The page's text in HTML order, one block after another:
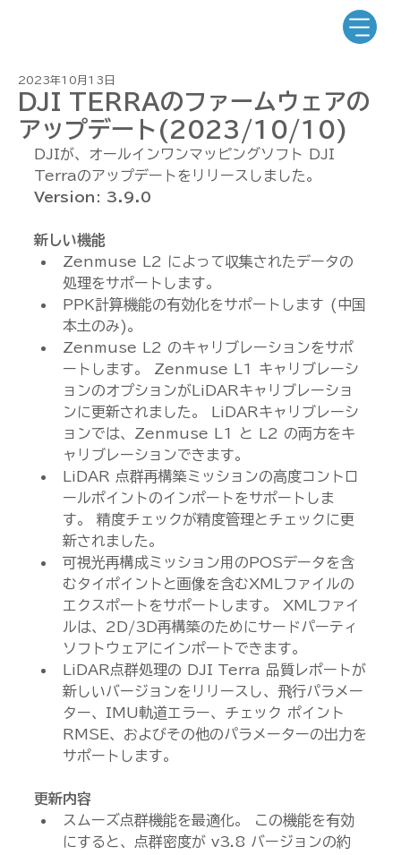
DJI TERRAのファームウェアの
アップデート(2023/10/10)
2023年10月13日
DJIが、オールインワンマッピングソフト DJI
Terraのアップデートをリリースしました。
Version: 3.9.0
新しい機能
Zenmuse L2 によって収集されたデータの
処理をサポートします。
PPK計算機能の有効化をサポートします (中国
本土のみ)。
Zenmuse L2 のキャリブレーションをサポ
ートします。 Zenmuse L1 キャリブレーシ
ョンのオプションがLiDARキャリブレーショ
ンに更新されました。 LiDARキャリブレーシ
ョンでは、Zenmuse L1 と L2 の両方をキ
ャリブレーションできます。
LiDAR 点群再構築ミッションの高度コントロ
ールポイントのインポートをサポートしま
す。 精度チェックが精度管理とチェックに更
新されました。
可視光再構成ミッション用のPOSデータを含
むタイポイントと画像を含むXMLファイルの
エクスポートをサポートします。 XMLファイ
ルは、2D/3D再構築のためにサードパーティ
ソフトウェアにインポートできます。
LiDAR点群処理の DJI Terra 品質レポートが
新しいバージョンをリリースし、飛行パラメー
ター、IMU軌道エラー、チェック ポイント
RMSE、およびその他のパラメーターの出力を
サポートします。
更新内容
スムーズ点群機能を最適化。 この機能を有効
にすると、点群密度が v3.8 バージョンの約